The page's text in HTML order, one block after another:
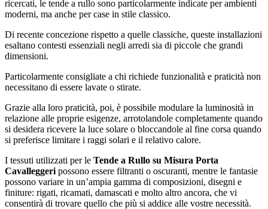
ricercati, le tende a rullo sono particolarmente indicate per ambienti
moderni, ma anche per case in stile classico.
Di recente concezione rispetto a quelle classiche, queste installazioni
esaltano contesti essenziali negli arredi sia di piccole che grandi
dimensioni.
Particolarmente consigliate a chi richiede funzionalità e praticità non
necessitano di essere lavate o stirate.
Grazie alla loro praticità, poi, è possibile modulare la luminosità in
relazione alle proprie esigenze, arrotolandole completamente quando
si desidera ricevere la luce solare o bloccandole al fine corsa quando
si preferisce limitare i raggi solari e il relativo calore.
I tessuti utilizzati per le Tende a Rullo su Misura Porta
Cavalleggeri possono essere filtranti o oscuranti, mentre le fantasie
possono variare in un’ampia gamma di composizioni, disegni e
finiture: rigati, ricamati, damascati e molto altro ancora, che vi
consentirà di trovare quello che più si addice alle vostre necessità.